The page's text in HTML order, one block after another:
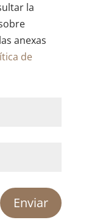
la
anexas
de
Enviar